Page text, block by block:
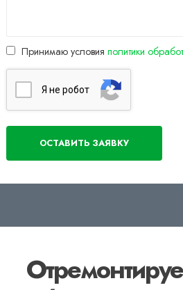
Принимаю условия политики
Я нe poбoт